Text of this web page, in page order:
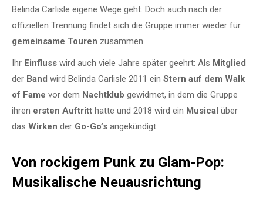
Belinda Carlisle eigene Wege geht. Doch auch nach der
offiziellen Trennung findet sich die Gruppe immer wieder für
gemeinsame Touren zusammen.
Ihr Einfluss wird auch viele Jahre später geehrt: Als Mitglied
der Band wird Belinda Carlisle 2011 ein Stern auf dem Walk
of Fame vor dem Nachtklub gewidmet, in dem die Gruppe
ihren ersten Auftritt hatte und 2018 wird ein Musical über
das Wirken der Go-Go’s angekündigt.
Von rockigem Punk zu Glam-Pop:
Musikalische Neuausrichtung